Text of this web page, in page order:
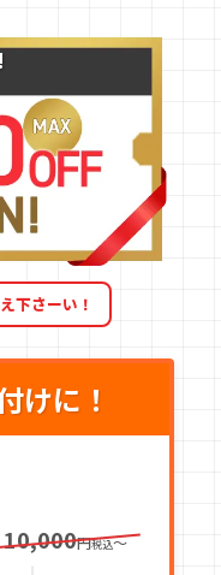
下さーい！
けに！
10,000円税込〜